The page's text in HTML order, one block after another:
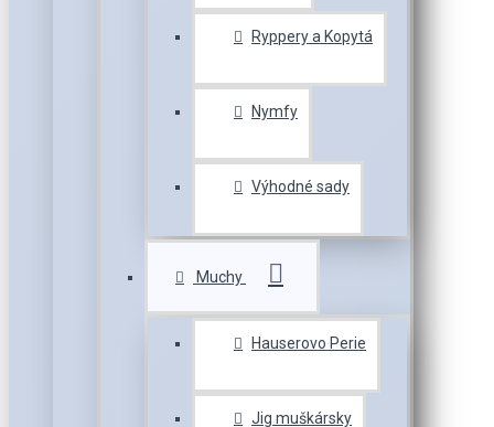
Ryppery a Kopytá
Nymfy
Výhodné sady
Muchy
Hauserovo Perie
Jig muškársky